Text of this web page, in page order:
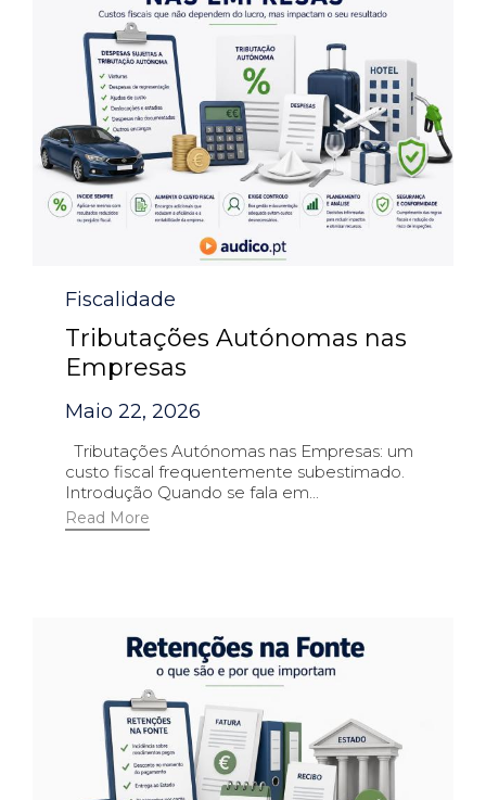
Category
Fiscalidade
Tributações Autónomas nas
Empresas
Maio 22, 2026
Tributações Autónomas nas Empresas: um
custo fiscal frequentemente subestimado.
Introdução Quando se fala em...
Read More